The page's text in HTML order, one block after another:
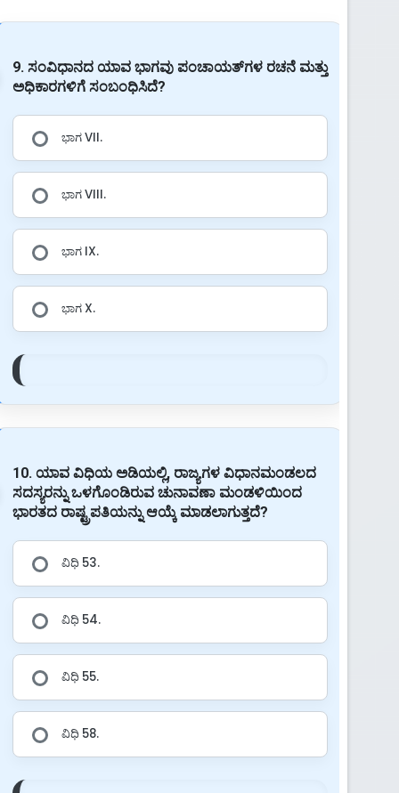
9. ಸಂವಿಧಾನದ ಯಾವ ಭಾಗವು ಪಂಚಾಯತ್‌ಗಳ ರಚನೆ ಮತ್ತು
ಅಧಿಕಾರಗಳಿಗೆ ಸಂಬಂಧಿಸಿದೆ?
ಭಾಗ VII.
ಭಾಗ VIII.
ಭಾಗ IX.
ಭಾಗ X.
10. ಯಾವ ವಿಧಿಯ ಅಡಿಯಲ್ಲಿ, ರಾಜ್ಯಗಳ ವಿಧಾನಮಂಡಲದ
ಸದಸ್ಯರನ್ನು ಒಳಗೊಂಡಿರುವ ಚುನಾವಣಾ ಮಂಡಳಿಯಿಂದ
ಭಾರತದ ರಾಷ್ಟ್ರಪತಿಯನ್ನು ಆಯ್ಕೆ ಮಾಡಲಾಗುತ್ತದೆ?
ವಿಧಿ 53.
ವಿಧಿ 54.
ವಿಧಿ 55.
ವಿಧಿ 58.